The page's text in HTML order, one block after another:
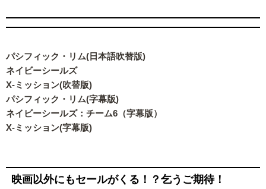
パシフィック・リム(日本語吹替版)
ネイビーシールズ
X-ミッション(吹替版)
パシフィック・リム(字幕版)
ネイビーシールズ：チーム6（字幕版）
X-ミッション(字幕版)
映画以外にもセールがくる！？乞うご期待！